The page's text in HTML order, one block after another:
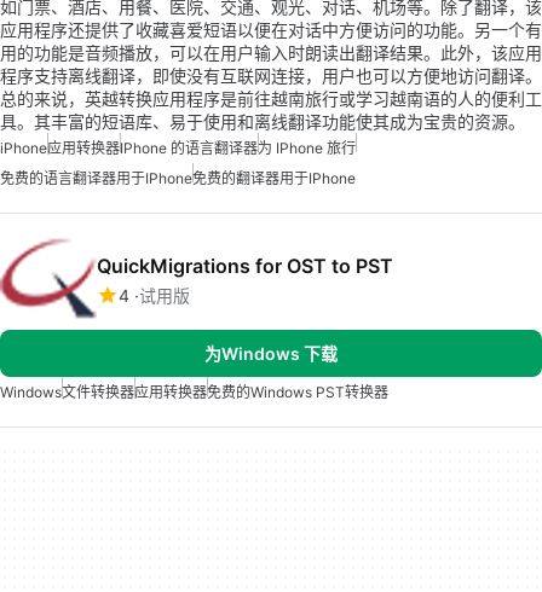
如门票、酒店、用餐、医院、交通、观光、对话、机场等。除了翻译，该
应用程序还提供了收藏喜爱短语以便在对话中方便访问的功能。另一个有
用的功能是音频播放，可以在用户输入时朗读出翻译结果。此外，该应用
程序支持离线翻译，即使没有互联网连接，用户也可以方便地访问翻译。
总的来说，英越转换应用程序是前往越南旅行或学习越南语的人的便利工
具。其丰富的短语库、易于使用和离线翻译功能使其成为宝贵的资源。
iPhone应用转换器IPhone 的语言翻译器为 IPhone 旅行
免费的语言翻译器用于iPhone免费的翻译器用于iPhone
QuickMigrations for OST to PST
4 试用版
为Windows 下载
Windows文件转换器应用转换器免费的Windows PST转换器